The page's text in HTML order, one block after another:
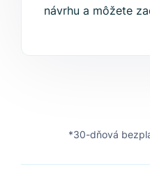
návrhu a môžete
*30-dňová